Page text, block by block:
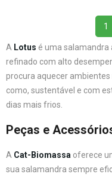
1
A Lotus é uma salamandra
refinado com alto
procura aquecer
como, sustentável e com
dias mais frios.
Peças e
A Cat-Biomassa oferece
sua salamandra sempre